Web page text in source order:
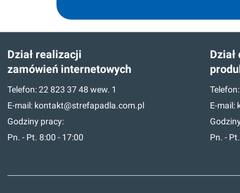
Dział realizacji
zamówień internetowych
Telefon:22 823 37 48 wew. 1
E-mail: kontakt@strefapadla.com.pl
Godziny pracy:
Pn. - Pt. 8:00 - 17:00
Telefon:
E-mail:
Pn. -